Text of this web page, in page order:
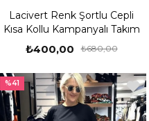
Lacivert Renk Şortlu Cepli
Kısa Kollu Kampanyalı Takım
₺400,00 ₺680,00
%41